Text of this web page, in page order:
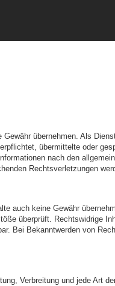
übernehmen. Als
übermittelte oder
nach den
Rechtsverletzungen
auch keine Gewähr
überprüft. Rechtswidrige
Bei Bekanntwerden von
Verbreitung und jede Art